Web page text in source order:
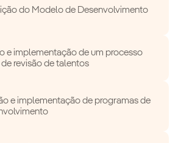
do Modelo de Desenvolvimento
e implementação de um processo
revisão de talentos
e implementação de programas de